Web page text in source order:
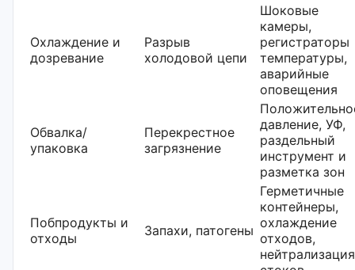
Охлаждение и
дозревание
Разрыв
холодовой цепи
Шоковые
камеры,
регистраторы
температуры,
аварийные
оповещения
Обвалка/
упаковка
Перекрестное
загрязнение
давление, УФ,
раздельный
инструмент и
разметка зон
Побпродукты и
отходы
Запахи, патогены
Герметичные
контейнеры,
охлаждение
отходов,
нейтрализация